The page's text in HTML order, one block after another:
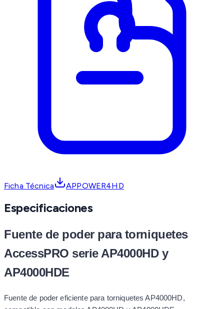
Ficha Técnica APPOWER4HD
Especificaciones
Fuente de poder para torniquetes
AccessPRO serie AP4000HD y
AP4000HDE
Fuente de poder eficiente para torniquetes AP4000HD,